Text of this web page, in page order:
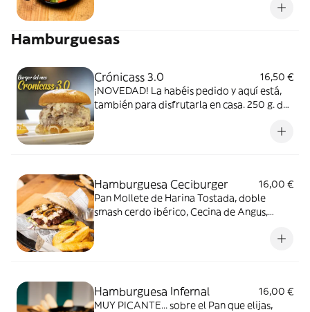
Hamburguesas
Crónicass 3.0
16,50 €
¡NOVEDAD! La habéis pedido y aquí está,
también para disfrutarla en casa. 250 g. de
Hamburguesa Ceciburger
16,00 €
Pan Mollete de Harina Tostada, doble
smash cerdo ibérico, Cecina de Angus,
Hamburguesa Infernal
16,00 €
MUY PICANTE... sobre el Pan que elijas,